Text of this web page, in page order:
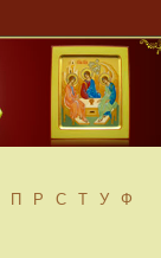
П Р С Т У Ф